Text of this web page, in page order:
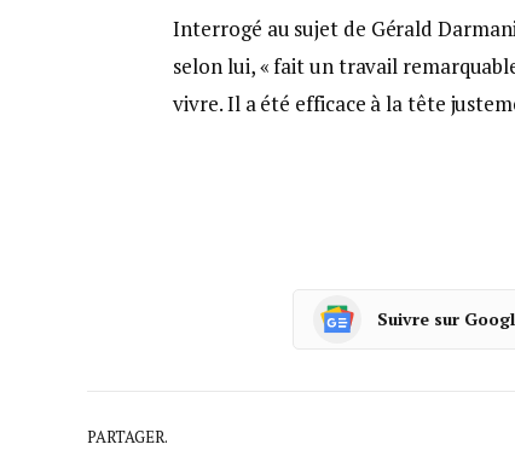
Interrogé au sujet de Gérald
selon lui, « fait un travail
vivre. Il a été efficace à la tête
Suivre sur
PARTAGER.